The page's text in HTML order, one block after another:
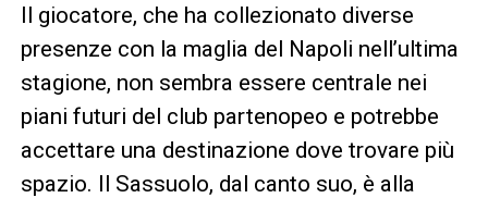
Il giocatore, che ha collezionato diverse
presenze con la maglia del Napoli nell’ultima
stagione, non sembra essere centrale nei
piani futuri del club partenopeo e potrebbe
accettare una destinazione dove trovare più
spazio. Il Sassuolo, dal canto suo, è alla